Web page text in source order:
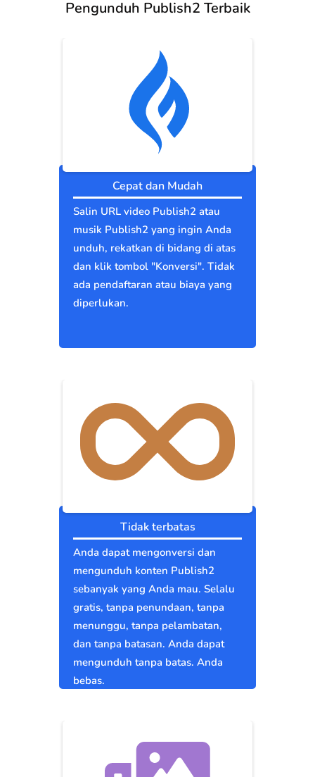
Pengunduh Publish2 Terbaik
Cepat dan Mudah
Salin URL video Publish2 atau
musik Publish2 yang ingin Anda
unduh, rekatkan di bidang di atas
dan klik tombol "Konversi". Tidak
ada pendaftaran atau biaya yang
diperlukan.
Tidak terbatas
Anda dapat mengonversi dan
mengunduh konten Publish2
sebanyak yang Anda mau. Selalu
gratis, tanpa penundaan, tanpa
menunggu, tanpa pelambatan,
dan tanpa batasan. Anda dapat
mengunduh tanpa batas. Anda
bebas.